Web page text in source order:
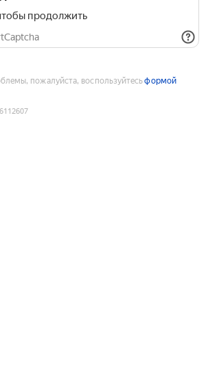
продолжить
пожалуйста, воспользуйтесьформой